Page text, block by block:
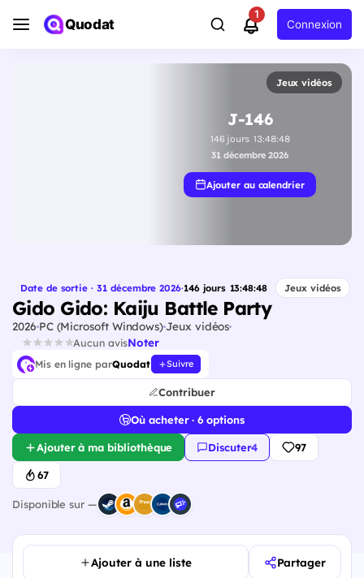
Quodat
1
Connexion
Jeux vidéos
J-146
146 jours 13:48:47
31 décembre 2026
Ajouter au calendrier
Date de sortie · 31 décembre 2026·146jours 13:48:47 Jeux vidéos
Gido Gido: Kaiju Battle Party
2026 PC (Microsoft Windows)Jeux vidéos
Aucun avisNoter
Mis en ligne parQuodat Suivre
Contribuer
Où acheter · 6 options
Ajouter à ma bibliothèque Discuter·4 97
67
Disponible sur —
Ajouter à une liste Partager